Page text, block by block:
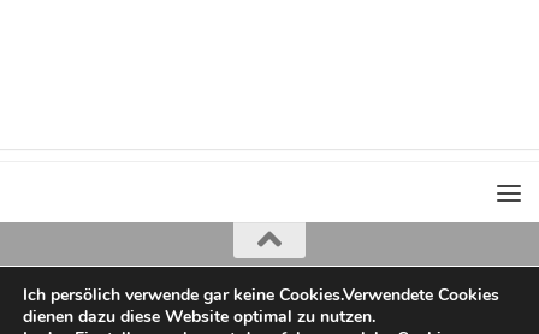
Iris Greiner
copyright 2022
Ich persölich verwende gar keine Cookies.Verwendete Cookies
dienen dazu diese Website optimal zu nutzen.